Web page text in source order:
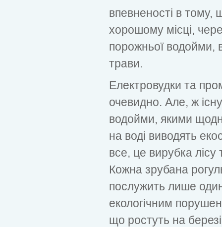
впевненості в тому,
хорошому місці,
порожньої водойми,
трави.
Електровудки та
очевидно. Але, ж
водойми, якими
на воді виводять
все, це вирубка
Кожна зрубана
послужить лише
екологічним
що ростуть на